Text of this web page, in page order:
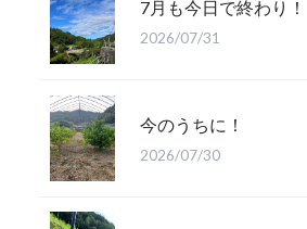
7月も今日で終わり！
2026/07/31
今のうちに！
2026/07/30